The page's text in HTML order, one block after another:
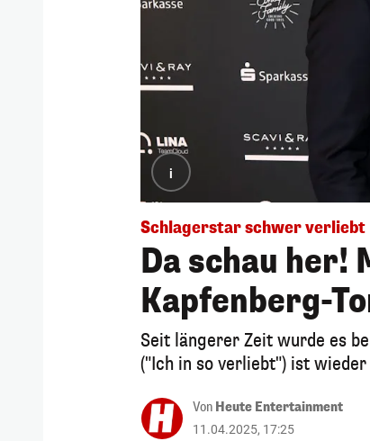
i
Schlagerstar schwer verliebt
Da schau her!
Kapfenberg-
Seit längerer Zeit wurde es
("Ich in so verliebt") ist
Von Heute Entertainment
11.04.2025, 17:25